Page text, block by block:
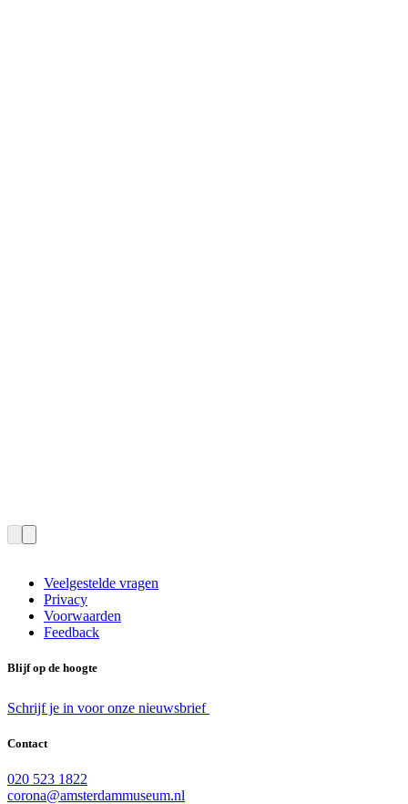
Veelgestelde vragen
Privacy
Voorwaarden
Feedback
Blijf op de hoogte
Schrijf je in voor onze nieuwsbrief
Contact
020 523 1822
corona@amsterdammuseum.nl